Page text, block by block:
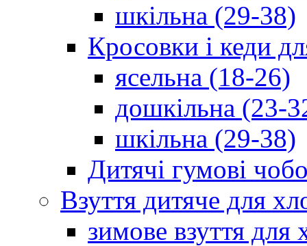
шкільна (29-38)
Кросовки і кеди
ясельна (18-26)
дошкільна (23-
шкільна (29-38)
Дитячі гумові
Взуття дитяче для
зимове взуття для